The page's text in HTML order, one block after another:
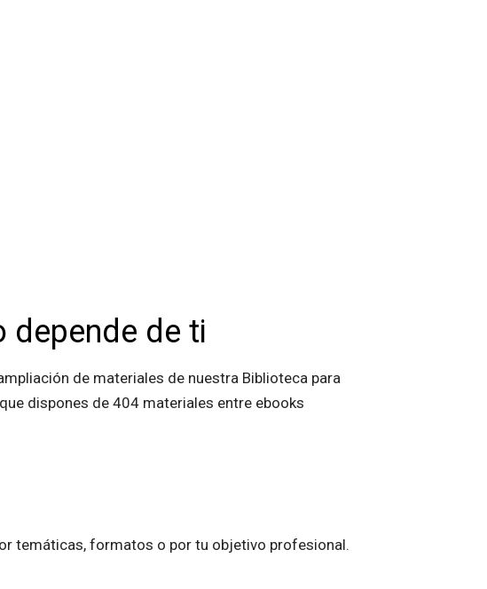
depende de ti
de materiales de nuestra Biblioteca para
dispones de 404 materiales entre ebooks
temáticas, formatos o por tu objetivo profesional.